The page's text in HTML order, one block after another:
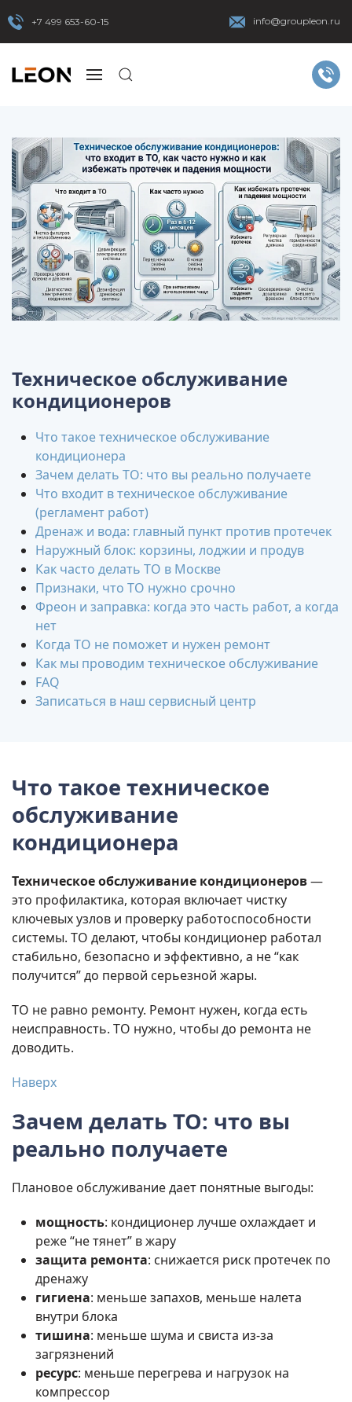
+7 499 653-60-15 info@groupleon.ru
Техническое обслуживание
кондиционеров
Что такое техническое обслуживание
кондиционера
Зачем делать ТО: что вы реально получаете
Что входит в техническое обслуживание
(регламент работ)
Дренаж и вода: главный пункт против протечек
Наружный блок: корзины, лоджии и продув
Как часто делать ТО в Москве
Признаки, что ТО нужно срочно
Фреон и заправка: когда это часть работ, а когда
нет
Когда ТО не поможет и нужен ремонт
Как мы проводим техническое обслуживание
FAQ
Записаться в наш сервисный центр
Что такое техническое
обслуживание
кондиционера
Техническое обслуживание кондиционеров—
это профилактика, которая включает чистку
ключевых узлов и проверку работоспособности
системы. ТО делают, чтобы кондиционер работал
стабильно, безопасно и эффективно, а не “как
получится” до первой серьезной жары.
ТО не равно ремонту. Ремонт нужен, когда есть
неисправность. ТО нужно, чтобы до ремонта не
доводить.
Наверх
Зачем делать ТО: что вы
реально получаете
Плановое обслуживание дает понятные выгоды:
мощность: кондиционер лучше охлаждает и
реже “не тянет” в жару
защита ремонта: снижается риск протечек по
дренажу
гигиена: меньше запахов, меньше налета
внутри блока
тишина: меньше шума и свиста из-за
загрязнений
ресурс: меньше перегрева и нагрузок на
компрессор